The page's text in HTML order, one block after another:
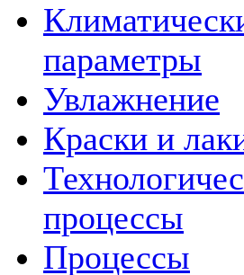
параметры
Увлажнение
Краски и
процессы
Процессы